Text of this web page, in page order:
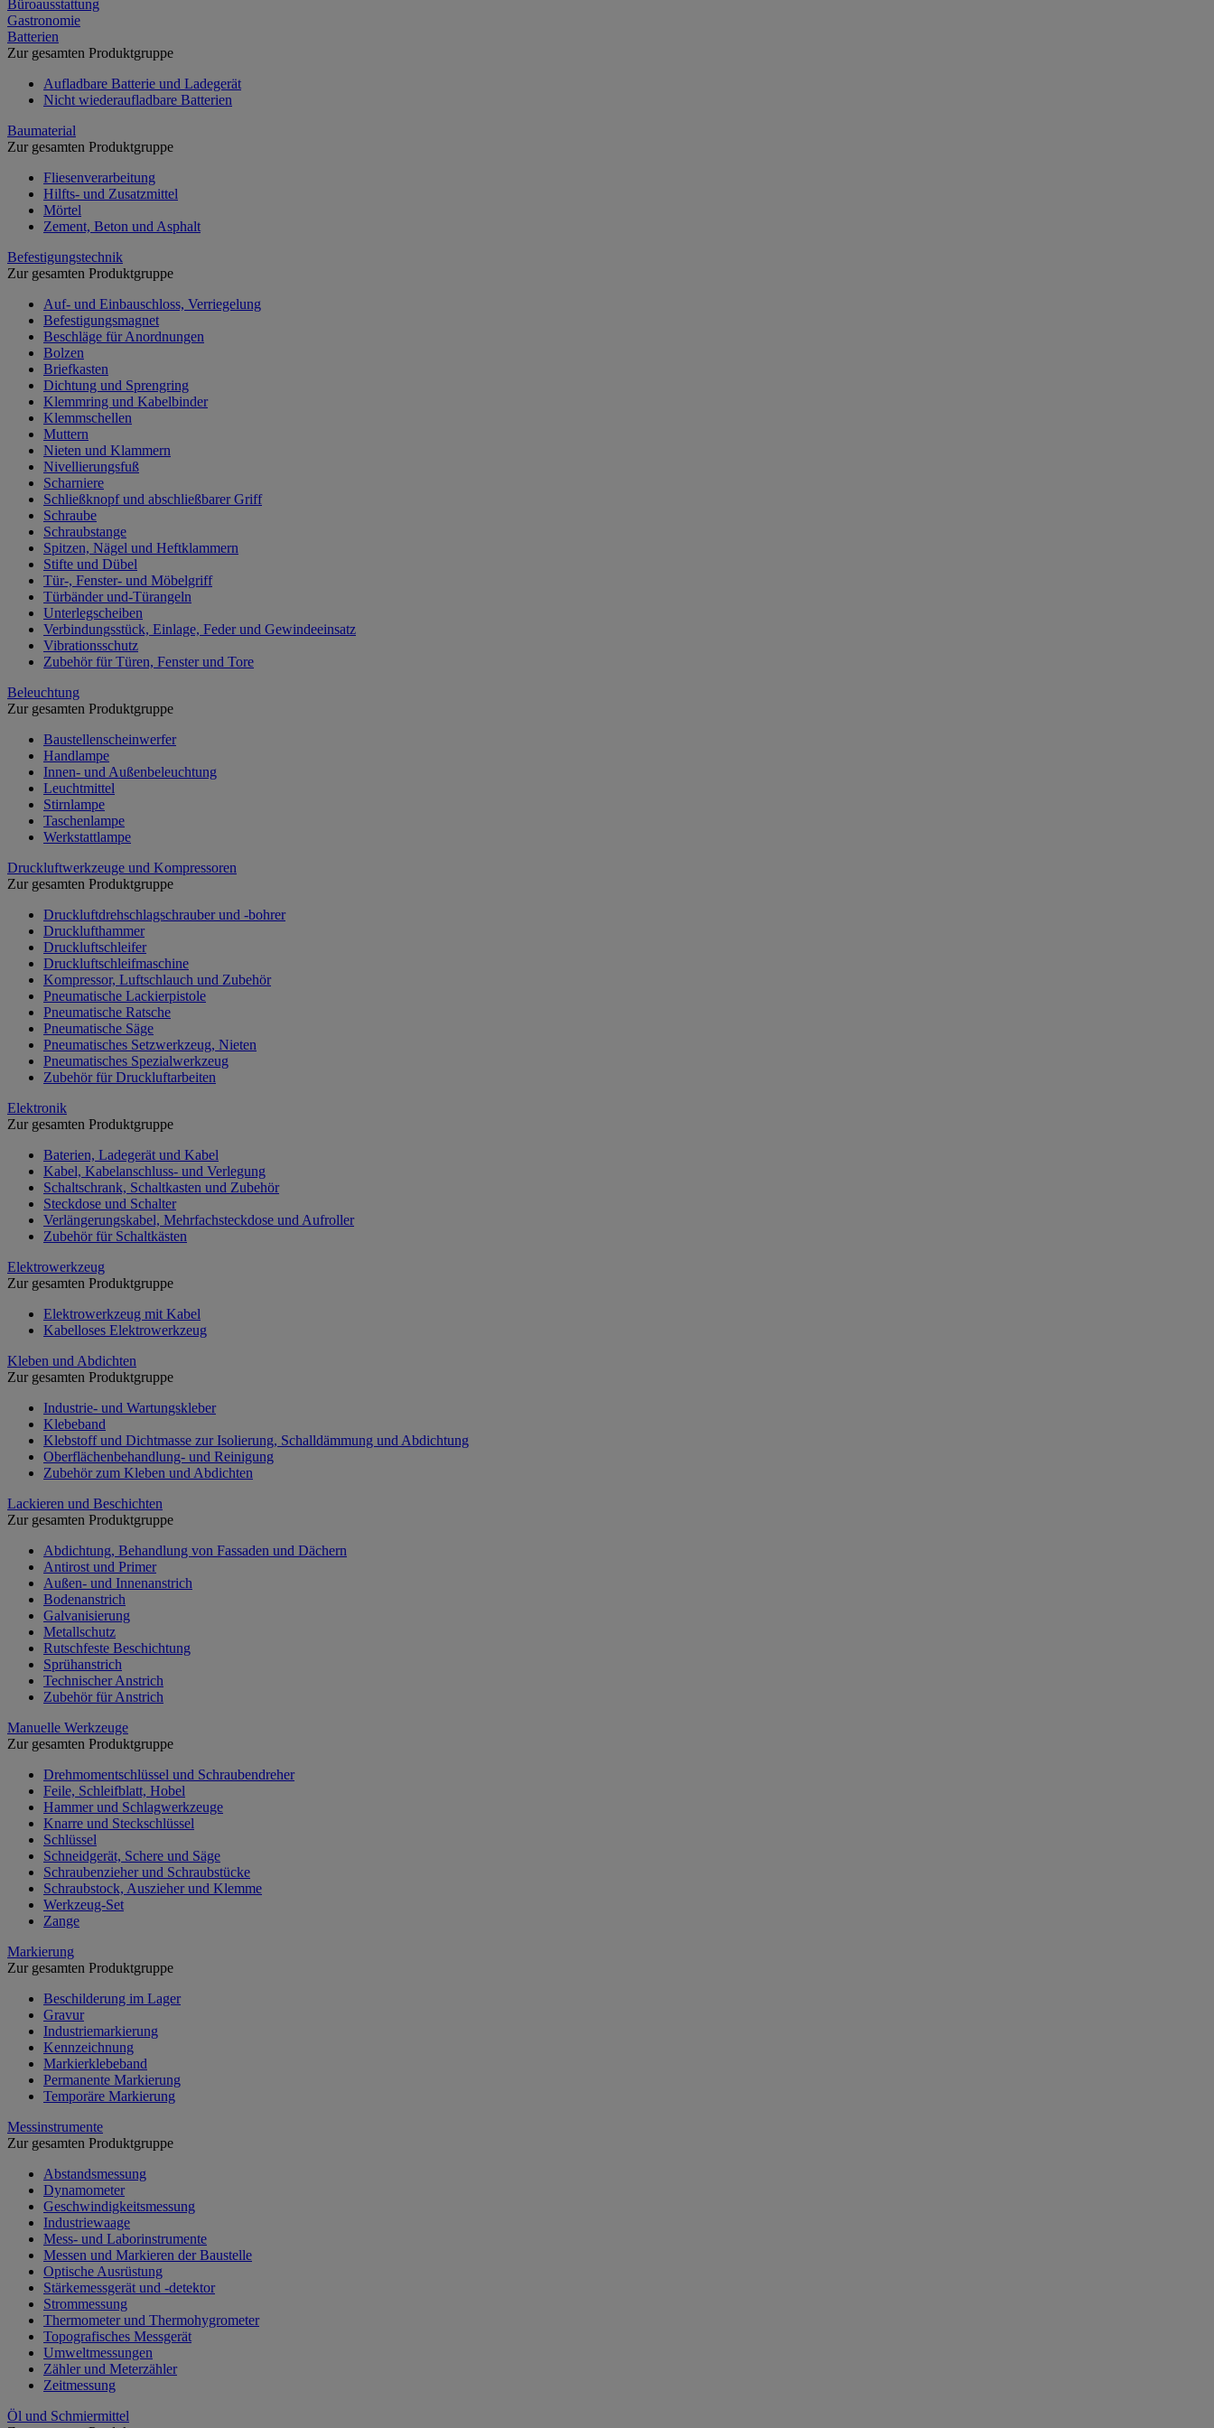
Büroausstattung
Gastronomie
Batterien
Zur gesamten Produktgruppe
Aufladbare Batterie und Ladegerät
Nicht wiederaufladbare Batterien
Baumaterial
Zur gesamten Produktgruppe
Fliesenverarbeitung
Hilfts- und Zusatzmittel
Mörtel
Zement, Beton und Asphalt
Befestigungstechnik
Zur gesamten Produktgruppe
Auf- und Einbauschloss, Verriegelung
Befestigungsmagnet
Beschläge für Anordnungen
Bolzen
Briefkasten
Dichtung und Sprengring
Klemmring und Kabelbinder
Klemmschellen
Muttern
Nieten und Klammern
Nivellierungsfuß
Scharniere
Schließknopf und abschließbarer Griff
Schraube
Schraubstange
Spitzen, Nägel und Heftklammern
Stifte und Dübel
Tür-, Fenster- und Möbelgriff
Türbänder und-Türangeln
Unterlegscheiben
Verbindungsstück, Einlage, Feder und Gewindeeinsatz
Vibrationsschutz
Zubehör für Türen, Fenster und Tore
Beleuchtung
Zur gesamten Produktgruppe
Baustellenscheinwerfer
Handlampe
Innen- und Außenbeleuchtung
Leuchtmittel
Stirnlampe
Taschenlampe
Werkstattlampe
Druckluftwerkzeuge und Kompressoren
Zur gesamten Produktgruppe
Druckluftdrehschlagschrauber und -bohrer
Drucklufthammer
Druckluftschleifer
Druckluftschleifmaschine
Kompressor, Luftschlauch und Zubehör
Pneumatische Lackierpistole
Pneumatische Ratsche
Pneumatische Säge
Pneumatisches Setzwerkzeug, Nieten
Pneumatisches Spezialwerkzeug
Zubehör für Druckluftarbeiten
Elektronik
Zur gesamten Produktgruppe
Baterien, Ladegerät und Kabel
Kabel, Kabelanschluss- und Verlegung
Schaltschrank, Schaltkasten und Zubehör
Steckdose und Schalter
Verlängerungskabel, Mehrfachsteckdose und Aufroller
Zubehör für Schaltkästen
Elektrowerkzeug
Zur gesamten Produktgruppe
Elektrowerkzeug mit Kabel
Kabelloses Elektrowerkzeug
Kleben und Abdichten
Zur gesamten Produktgruppe
Industrie- und Wartungskleber
Klebeband
Klebstoff und Dichtmasse zur Isolierung, Schalldämmung und Abdichtung
Oberflächenbehandlung- und Reinigung
Zubehör zum Kleben und Abdichten
Lackieren und Beschichten
Zur gesamten Produktgruppe
Abdichtung, Behandlung von Fassaden und Dächern
Antirost und Primer
Außen- und Innenanstrich
Bodenanstrich
Galvanisierung
Metallschutz
Rutschfeste Beschichtung
Sprühanstrich
Technischer Anstrich
Zubehör für Anstrich
Manuelle Werkzeuge
Zur gesamten Produktgruppe
Drehmomentschlüssel und Schraubendreher
Feile, Schleifblatt, Hobel
Hammer und Schlagwerkzeuge
Knarre und Steckschlüssel
Schlüssel
Schneidgerät, Schere und Säge
Schraubenzieher und Schraubstücke
Schraubstock, Auszieher und Klemme
Werkzeug-Set
Zange
Markierung
Zur gesamten Produktgruppe
Beschilderung im Lager
Gravur
Industriemarkierung
Kennzeichnung
Markierklebeband
Permanente Markierung
Temporäre Markierung
Messinstrumente
Zur gesamten Produktgruppe
Abstandsmessung
Dynamometer
Geschwindigkeitsmessung
Industriewaage
Mess- und Laborinstrumente
Messen und Markieren der Baustelle
Optische Ausrüstung
Stärkemessgerät und -detektor
Strommessung
Thermometer und Thermohygrometer
Topografisches Messgerät
Umweltmessungen
Zähler und Meterzähler
Zeitmessung
Öl und Schmiermittel